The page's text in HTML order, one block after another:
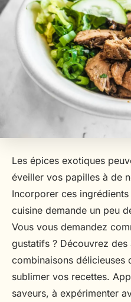
Les épices exotiques
éveiller vos papilles à de
Incorporer ces
cuisine demande un peu
Vous vous demandez
gustatifs ? Découvrez
combinaisons délicieuses
sublimer vos recettes.
saveurs, à expérimenter